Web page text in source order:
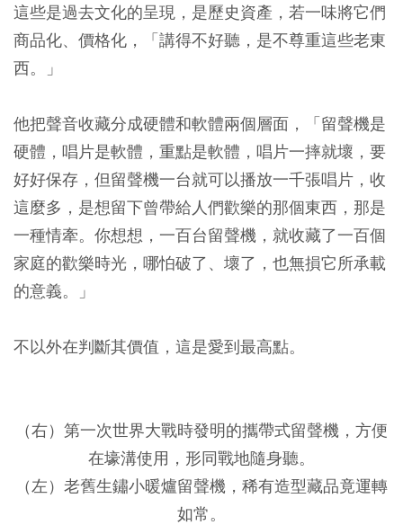
這些是過去文化的呈現，是歷史資產，若一味將它們
商品化、價格化，「講得不好聽，是不尊重這些老東
西。」
他把聲音收藏分成硬體和軟體兩個層面，「留聲機是
硬體，唱片是軟體，重點是軟體，唱片一摔就壞，要
好好保存，但留聲機一台就可以播放一千張唱片，收
這麼多，是想留下曾帶給人們歡樂的那個東西，那是
一種情牽。你想想，一百台留聲機，就收藏了一百個
家庭的歡樂時光，哪怕破了、壞了，也無損它所承載
的意義。」
不以外在判斷其價值，這是愛到最高點。
（右）第一次世界大戰時發明的攜帶式留聲機，方便
在壕溝使用，形同戰地隨身聽。
（左）老舊生鏽小暖爐留聲機，稀有造型藏品竟運轉
如常。